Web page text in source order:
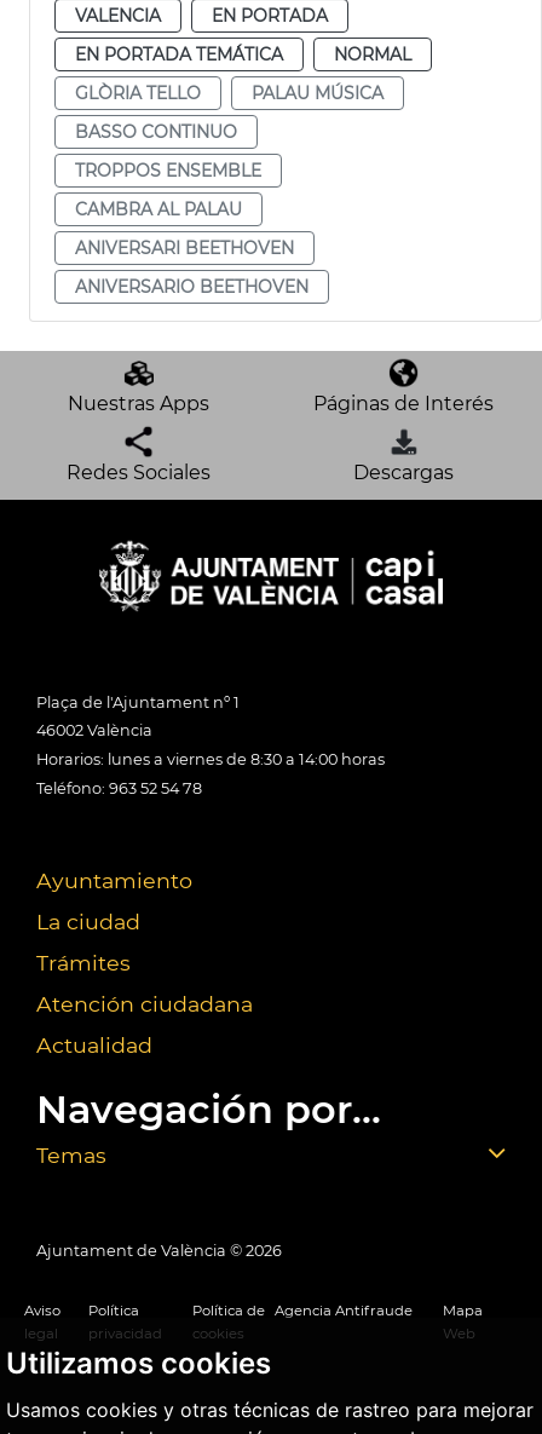
Utilizamos cookies
Usamos cookies y otras técnicas de rastreo para mejorar
VALENCIA
EN PORTADA
EN PORTADA TEMÁTICA
NORMAL
GLÒRIA TELLO
PALAU MÚSICA
BASSO CONTINUO
TROPPOS ENSEMBLE
CAMBRA AL PALAU
ANIVERSARI BEETHOVEN
ANIVERSARIO BEETHOVEN
Nuestras Apps Páginas de Interés
Redes Sociales Descargas
Plaça de l'Ajuntament nº 1
46002 València
Horarios: lunes a viernes de 8:30 a 14:00 horas
Teléfono: 963 52 54 78
Ayuntamiento
La ciudad
Trámites
Atención ciudadana
Actualidad
Navegación por...
Temas
Ajuntament de València © 2026
Aviso
legal
Política
privacidad
Política de
cookies
Agencia Antifraude
Mapa
Web